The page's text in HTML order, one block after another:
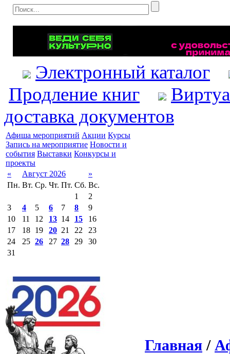
Электронный каталог
Продление книг
доставка документов
Афиша мероприятий Акции Курсы
Запись на мероприятие Новости и
события Выставки Конкурсы и
проекты
«
Август 2026
»
Пн. Вт. Ср. Чт. Пт. Сб. Вс.
1
2
3
4 5 6 7 8
9
10
11 12 13 14 15
16
17
18 19 20 21 22
23
24
25 26 27 28 29
30
31
Главная /